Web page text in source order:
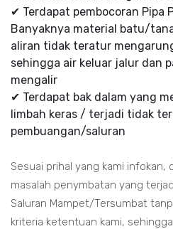
✔ Terdapat pembocoran Pipa
Banyaknya material batu/
aliran tidak teratur
sehingga air keluar jalur dan
mengalir
✔ Terdapat bak dalam yang
limbah keras / terjadi tidak
pembuangan/saluran
Sesuai prihal yang kami infokan,
masalah penymbatan yang
Saluran Mampet/Tersumbat
kriteria ketentuan kami,